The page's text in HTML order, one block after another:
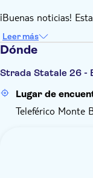
¡Buenas noticias!
Leer más
Dónde
Strada Statale 26 -
Lugar de
Teleférico Monte